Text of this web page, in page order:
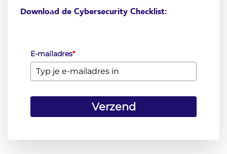
Download de Cybersecurity Checklist:
E-mailadres*
Verzend